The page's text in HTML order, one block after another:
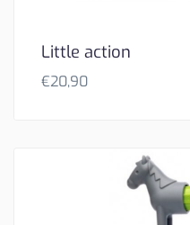
Little action
€20,90